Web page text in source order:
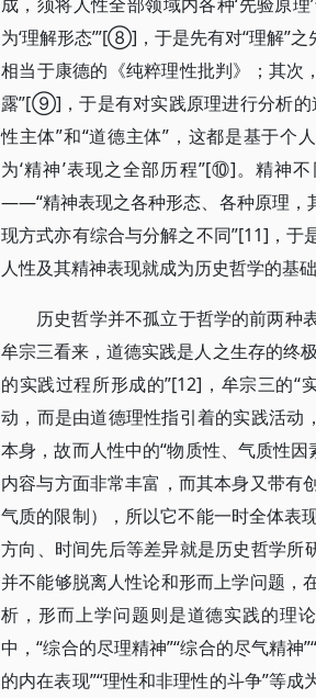
为‘理解形态’”[⑧]，于是先有对“理解”
相当于康德的《纯粹理性批判》；其次
露”[⑨]，于是有对实践原理进行分析的
性主体”和“道德主体”，这都是基于个
为‘精神’表现之全部历程”[⑩]。精神
——“精神表现之各种形态、各种原理，
现方式亦有综合与分解之不同”[11]，
人性及其精神表现就成为历史哲学的基础
历史哲学并不孤立于哲学的前两种
牟宗三看来，道德实践是人之生存的终
的实践过程所形成的”[12]，牟宗三的“
动，而是由道德理性指引着的实践活动
本身，故而人性中的“物质性、气质性
内容与方面非常丰富，而其本身又带有
气质的限制），所以它不能一时全体表
方向、时间先后等差异就是历史哲学所
并不能够脱离人性论和形而上学问题，
析，形而上学问题则是道德实践的理
中，“综合的尽理精神”“综合的尽气精神
的内在表现”“理性和非理性的斗争”等